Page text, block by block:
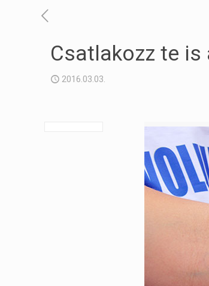
Csatlakozz te is
2016.03.03.